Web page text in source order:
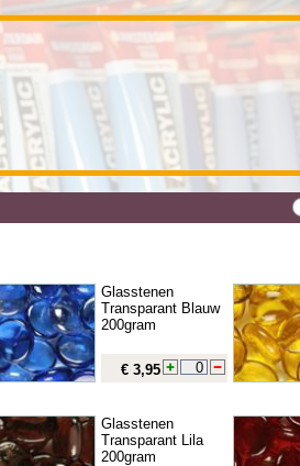
Glasstenen
Transparant Blauw
200gram
€ 3,95
Glasstenen
Transparant Lila
200gram